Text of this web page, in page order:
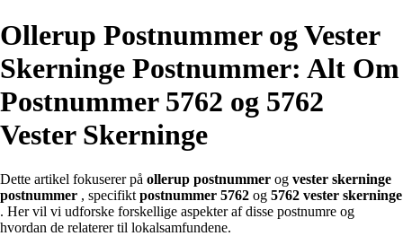
Ollerup Postnummer og Vester
Skerninge Postnummer: Alt Om
Postnummer 5762 og 5762
Vester Skerninge
Dette artikel fokuserer på ollerup postnummer og vester skerninge
postnummer , specifikt postnummer 5762 og 5762 vester skerninge
. Her vil vi udforske forskellige aspekter af disse postnumre og
hvordan de relaterer til lokalsamfundene.